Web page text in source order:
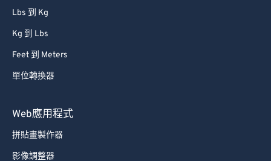
Lbs 到 Kg
Kg 到 Lbs
Feet 到 Meters
單位轉換器
Web應用程式
拼貼畫製作器
影像調整器